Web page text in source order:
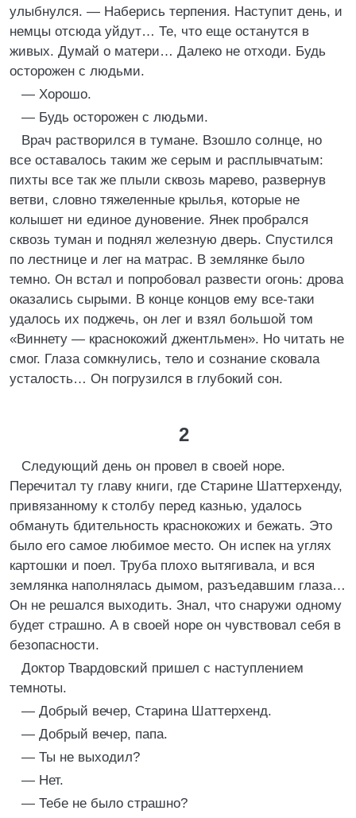
улыбнулся. — Наберись терпения. Наступит день, и
немцы отсюда уйдут… Те, что еще останутся в
живых. Думай о матери… Далеко не отходи. Будь
осторожен с людьми.
— Хорошо.
— Будь осторожен с людьми.
Врач растворился в тумане. Взошло солнце, но
все оставалось таким же серым и расплывчатым:
пихты все так же плыли сквозь марево, развернув
ветви, словно тяжеленные крылья, которые не
колышет ни единое дуновение. Янек пробрался
сквозь туман и поднял железную дверь. Спустился
по лестнице и лег на матрас. В землянке было
темно. Он встал и попробовал развести огонь: дрова
оказались сырыми. В конце концов ему все-таки
удалось их поджечь, он лег и взял большой том
«Виннету — краснокожий джентльмен». Но читать не
смог. Глаза сомкнулись, тело и сознание сковала
усталость… Он погрузился в глубокий сон.
2
Следующий день он провел в своей норе.
Перечитал ту главу книги, где Старине Шаттерхенду,
привязанному к столбу перед казнью, удалось
обмануть бдительность краснокожих и бежать. Это
было его самое любимое место. Он испек на углях
картошки и поел. Труба плохо вытягивала, и вся
землянка наполнялась дымом, разъедавшим глаза…
Он не решался выходить. Знал, что снаружи одному
будет страшно. А в своей норе он чувствовал себя в
безопасности.
Доктор Твардовский пришел с наступлением
темноты.
— Добрый вечер, Старина Шаттерхенд.
— Добрый вечер, папа.
— Ты не выходил?
— Нет.
— Тебе не было страшно?